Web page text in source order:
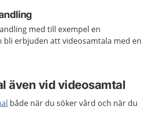
med till exempel en
erbjuden att videosamtala med en
även vid videosamtal
både när du söker vård och när du